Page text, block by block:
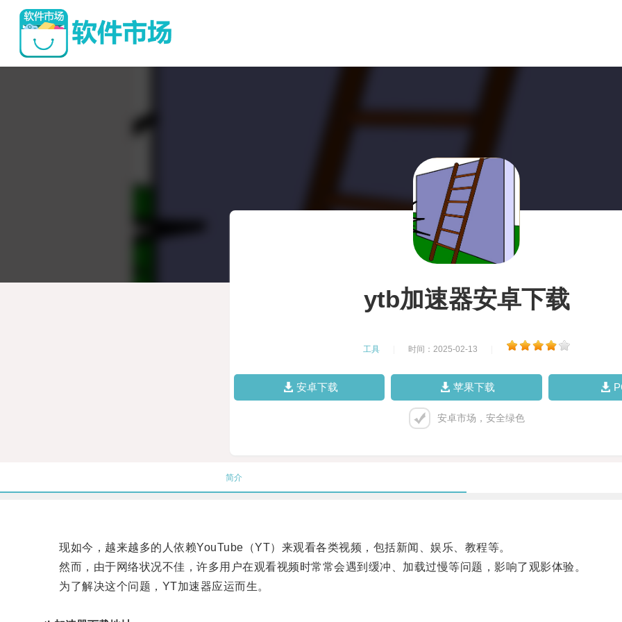
ytb加速器安卓下载
工具 时间：2025-02-13
安卓下载 苹果下载
安卓市场，安全绿色
简介
现如今，越来越多的人依赖YouTube（YT）来观看各类视频，包括新闻、娱乐、教程等。
然而，由于网络状况不佳，许多用户在观看视频时常常会遇到缓冲、加载过慢等问题，影响了观影体验。
为了解决这个问题，YT加速器应运而生。